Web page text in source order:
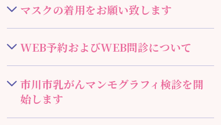
マスクの着用をお願い致します
WEB予約およびWEB問診について
市川市乳がんマンモグラフィ検診を開
始します